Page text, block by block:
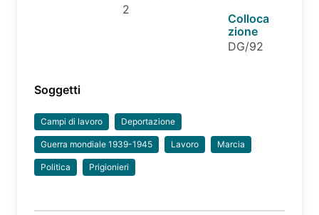
2
Colloca
zione
DG/92
Soggetti
Campi di lavoro Deportazione
Guerra mondiale 1939-1945 Lavoro Marcia
Politica Prigionieri